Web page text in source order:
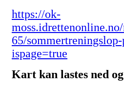
https://ok-
65/
ispage=true
Kart kan lastes ned